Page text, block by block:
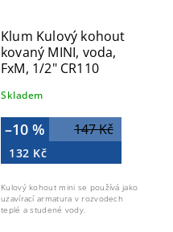
Klum Kulový kohout
kovaný MINI, voda,
FxM, 1/2" CR110
Skladem
147 Kč
–10 %
132 Kč
Kulový kohout mini se používá jako
uzavírací armatura v rozvodech
teplé a studené vody.